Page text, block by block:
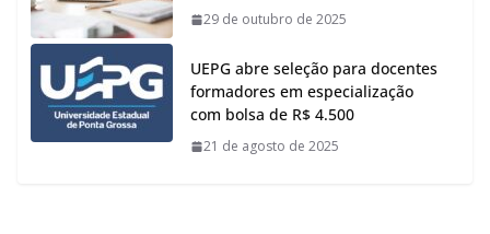
29 de outubro de 2025
UEPG abre seleção para docentes
formadores em especialização
com bolsa de R$ 4.500
21 de agosto de 2025